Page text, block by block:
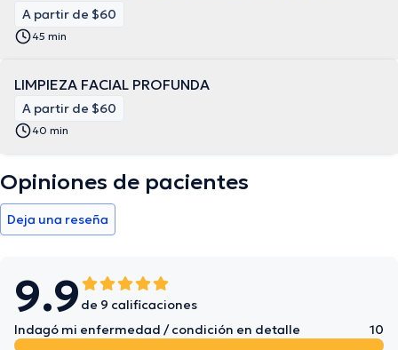
A partir de $60
45 min
LIMPIEZA FACIAL PROFUNDA
A partir de $60
40 min
Opiniones de pacientes
Deja una reseña
9.9 de 9 calificaciones
Indagó mi enfermedad / condición en detalle
10